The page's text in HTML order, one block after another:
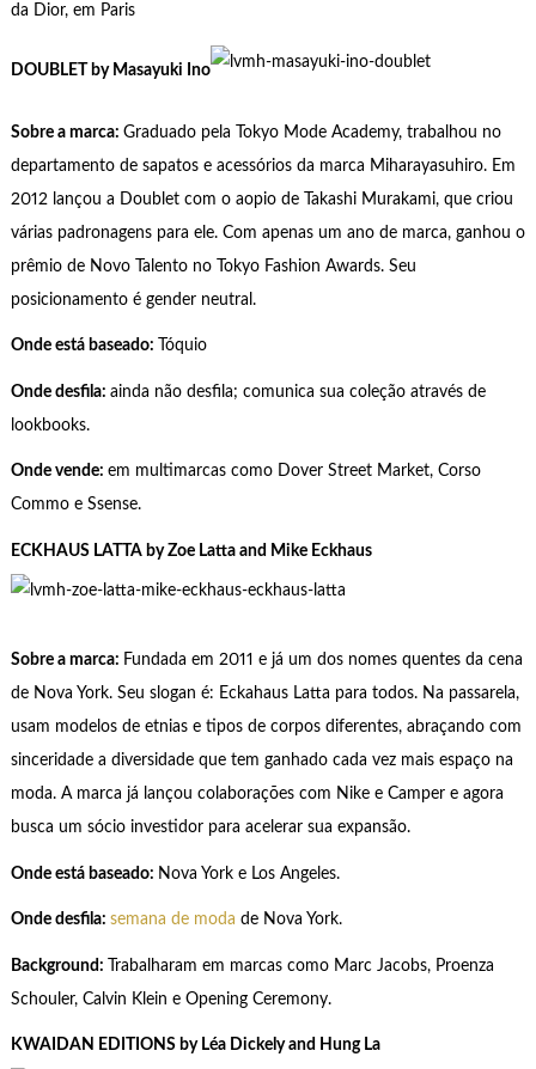
da Dior, em Paris
DOUBLET by Masayuki Ino
Sobre a marca: Graduado pela Tokyo Mode Academy, trabalhou no
departamento de sapatos e acessórios da marca Miharayasuhiro. Em
2012 lançou a Doublet com o aopio de Takashi Murakami, que criou
várias padronagens para ele. Com apenas um ano de marca, ganhou o
prêmio de Novo Talento no Tokyo Fashion Awards. Seu
posicionamento é gender neutral.
Onde está baseado: Tóquio
Onde desfila: ainda não desfila; comunica sua coleção através de
lookbooks.
Onde vende: em multimarcas como Dover Street Market, Corso
Commo e Ssense.
ECKHAUS LATTA by Zoe Latta and Mike Eckhaus
Sobre a marca: Fundada em 2011 e já um dos nomes quentes da cena
de Nova York. Seu slogan é: Eckahaus Latta para todos. Na passarela,
usam modelos de etnias e tipos de corpos diferentes, abraçando com
sinceridade a diversidade que tem ganhado cada vez mais espaço na
moda. A marca já lançou colaborações com Nike e Camper e agora
busca um sócio investidor para acelerar sua expansão.
Onde está baseado: Nova York e Los Angeles.
Onde desfila: semana de moda de Nova York.
Background:
Trabalharam em marcas como Marc Jacobs, Proenza
Schouler, Calvin Klein e Opening Ceremony.
KWAIDAN EDITIONS by Léa Dickely and Hung La